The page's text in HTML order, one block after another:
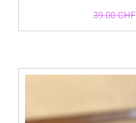
39.00CHF